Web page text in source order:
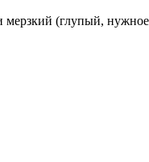
мерзкий (глупый,